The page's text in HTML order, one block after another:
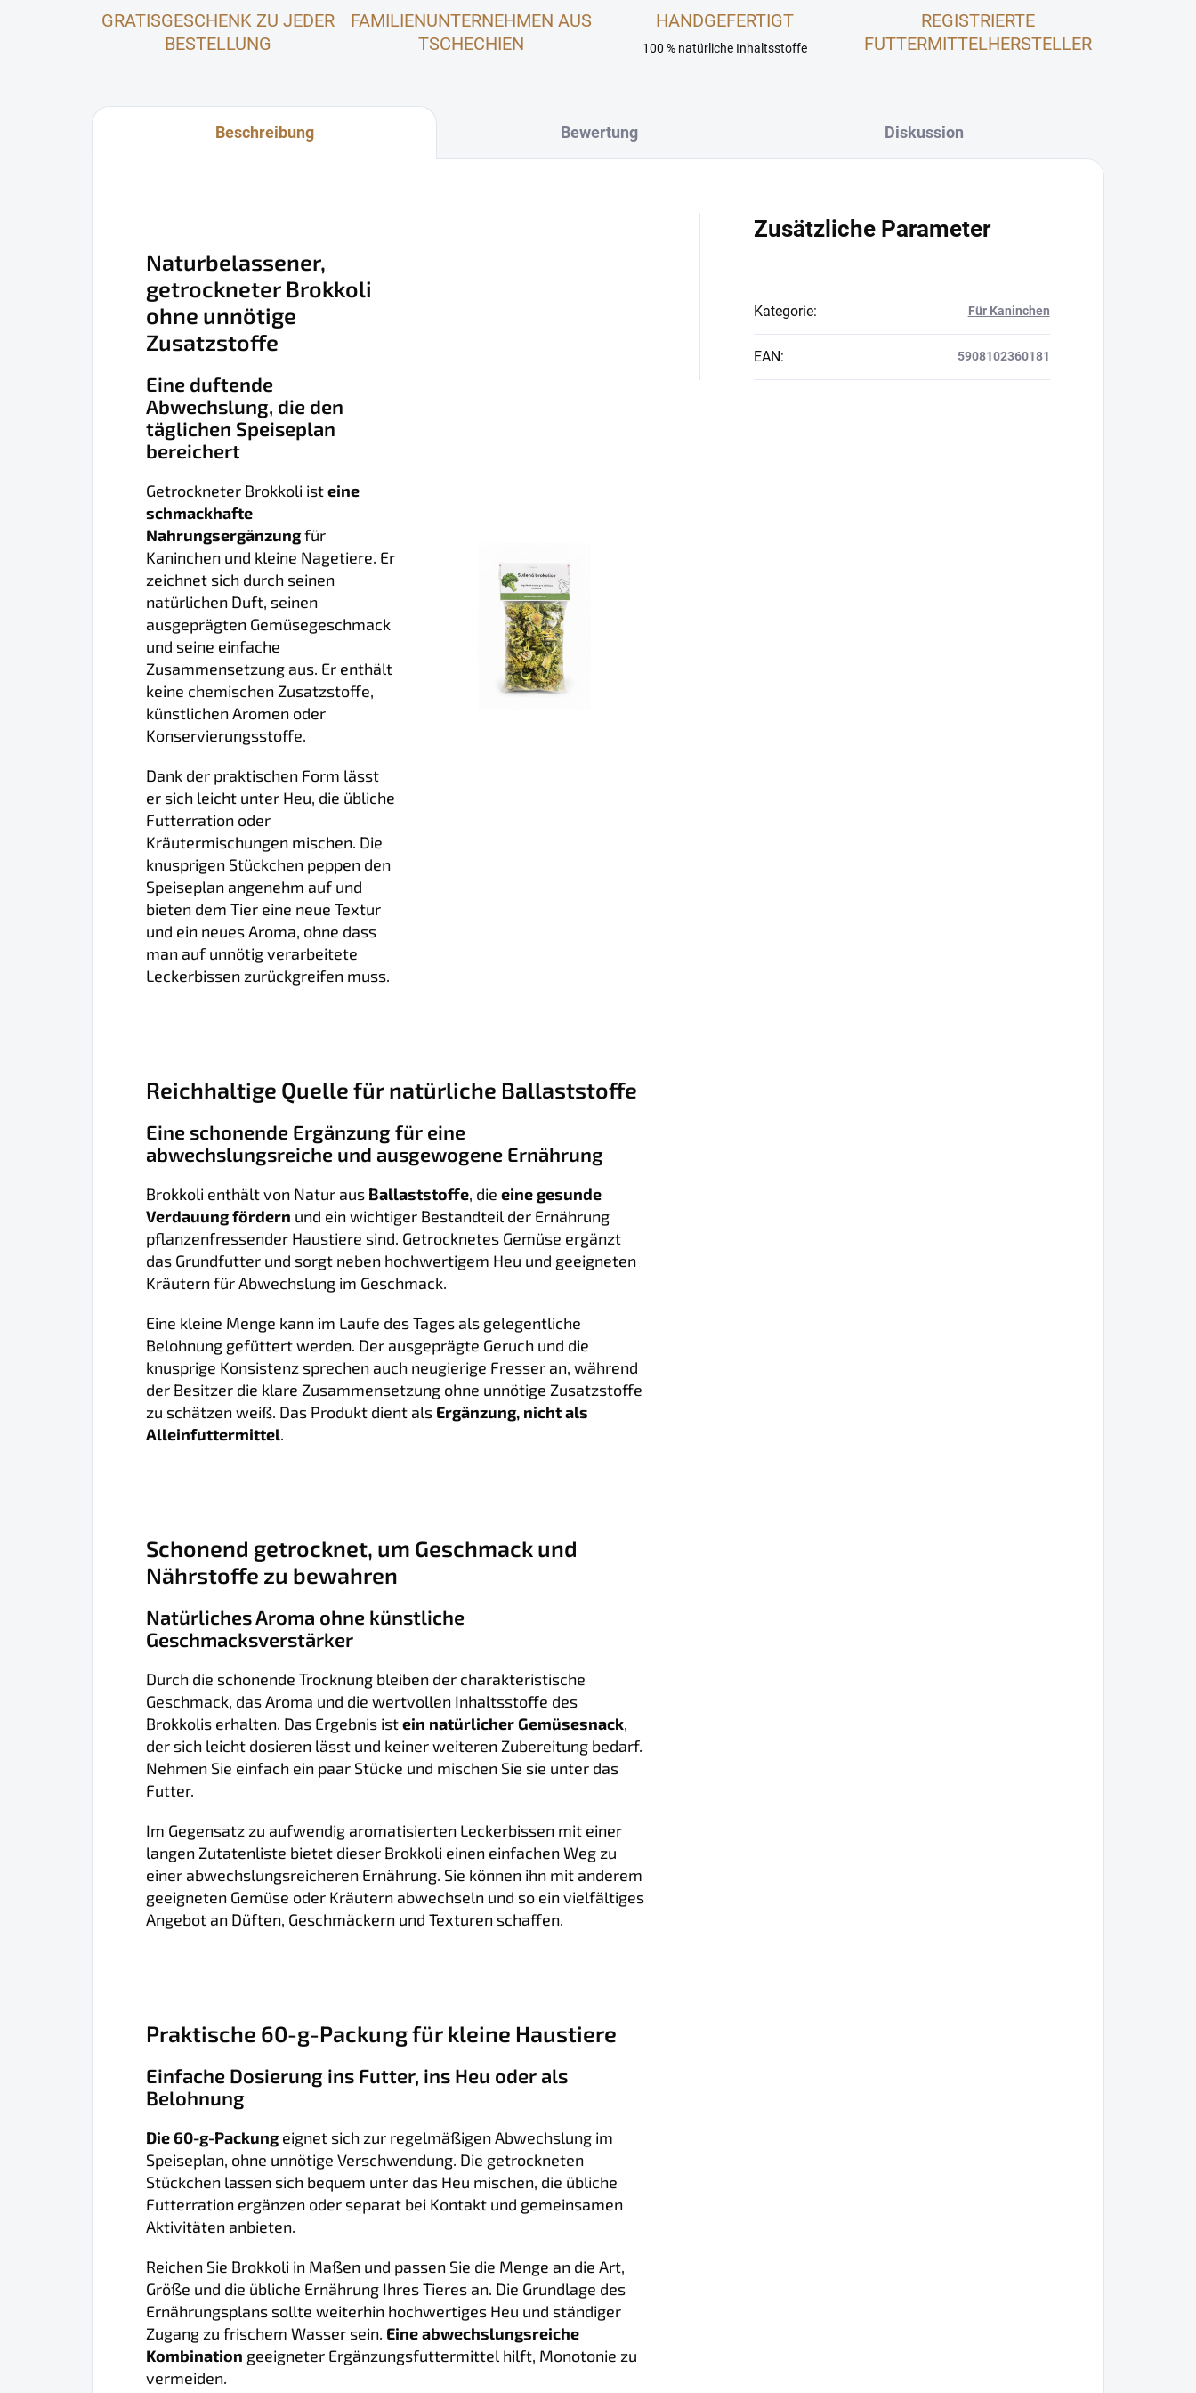
GRATISGESCHENK ZU JEDER
BESTELLUNG
FAMILIENUNTERNEHMEN AUS
TSCHECHIEN
HANDGEFERTIGT
100 % natürliche Inhaltsstoffe
REGISTRIERTE
FUTTERMITTELHERSTELLER
Beschreibung Bewertung Diskussion
Naturbelassener,
getrockneter Brokkoli
ohne unnötige
Zusatzstoffe
Eine duftende
Abwechslung, die den
täglichen Speiseplan
bereichert
Getrockneter Brokkoli isteine
schmackhafte
Nahrungsergänzungfür
Kaninchen und kleine Nagetiere. Er
zeichnet sich durch seinen
natürlichen Duft, seinen
ausgeprägten Gemüsegeschmack
und seine einfache
Zusammensetzung aus. Er enthält
keine chemischen Zusatzstoffe,
künstlichen Aromen oder
Konservierungsstoffe.
Dank der praktischen Form lässt
er sich leicht unter Heu, die übliche
Futterration oder
Kräutermischungen mischen. Die
knusprigen Stückchen peppen den
Speiseplan angenehm auf und
bieten dem Tier eine neue Textur
und ein neues Aroma, ohne dass
man auf unnötig verarbeitete
Leckerbissen zurückgreifen muss.
Reichhaltige Quelle für natürliche Ballaststoffe
Eine schonende Ergänzung für eine
abwechslungsreiche und ausgewogene Ernährung
Brokkoli enthält von Natur aus Ballaststoffe, die eine gesunde
Verdauung fördern und ein wichtiger Bestandteil der Ernährung
pflanzenfressender Haustiere sind. Getrocknetes Gemüse ergänzt
das Grundfutter und sorgt neben hochwertigem Heu und geeigneten
Kräutern für Abwechslung im Geschmack.
Eine kleine Menge kann im Laufe des Tages als gelegentliche
Belohnung gefüttert werden. Der ausgeprägte Geruch und die
knusprige Konsistenz sprechen auch neugierige Fresser an, während
der Besitzer die klare Zusammensetzung ohne unnötige Zusatzstoffe
zu schätzen weiß. Das Produkt dient als Ergänzung, nicht als
Alleinfuttermittel.
Schonend getrocknet, um Geschmack und
Nährstoffe zu bewahren
Natürliches Aroma ohne künstliche
Geschmacksverstärker
Durch die schonende Trocknung bleiben der charakteristische
Geschmack, das Aroma und die wertvollen Inhaltsstoffe des
Brokkolis erhalten. Das Ergebnis istein natürlicher Gemüsesnack,
der sich leicht dosieren lässt und keiner weiteren Zubereitung bedarf.
Nehmen Sie einfach ein paar Stücke und mischen Sie sie unter das
Futter.
Im Gegensatz zu aufwendig aromatisierten Leckerbissen mit einer
langen Zutatenliste bietet dieser Brokkoli einen einfachen Weg zu
einer abwechslungsreicheren Ernährung. Sie können ihn mit anderem
geeigneten Gemüse oder Kräutern abwechseln und so ein vielfältiges
Angebot an Düften, Geschmäckern und Texturen schaffen.
Praktische 60-g-Packung für kleine Haustiere
Einfache Dosierung ins Futter, ins Heu oder als
Belohnung
Die 60-g-Packungeignet sich zur regelmäßigen Abwechslung im
Speiseplan, ohne unnötige Verschwendung. Die getrockneten
Stückchen lassen sich bequem unter das Heu mischen, die übliche
Futterration ergänzen oder separat bei Kontakt und gemeinsamen
Aktivitäten anbieten.
Reichen Sie Brokkoli in Maßen und passen Sie die Menge an die Art,
Größe und die übliche Ernährung Ihres Tieres an. Die Grundlage des
Ernährungsplans sollte weiterhin hochwertiges Heu und ständiger
Zugang zu frischem Wasser sein. Eine abwechslungsreiche
Kombination geeigneter Ergänzungsfuttermittel hilft, Monotonie zu
vermeiden.
Zusätzliche Parameter
Kategorie: Für Kaninchen
EAN: 5908102360181